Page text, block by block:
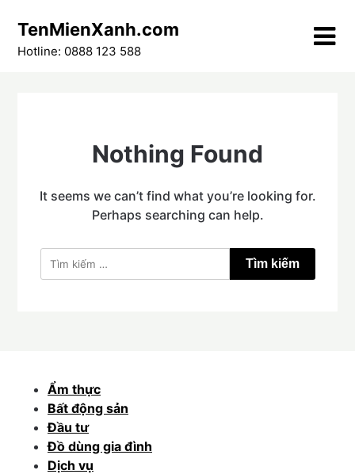
content
TenMienXanh.com
Hotline: 0888 123 588
Nothing Found
It seems we can’t find what you’re looking for.
Perhaps searching can help.
Tìm
kiếm
Ẩm thực
Bất động sản
Đầu tư
Đồ dùng gia đình
Dịch vụ